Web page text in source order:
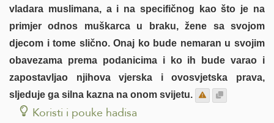
vladara muslimana, a i na specifičnog kao što je na
primjer odnos muškarca u braku, žene sa svojom
djecom i tome slično. Onaj ko bude nemaran u svojim
obavezama prema podanicima i ko ih bude varao i
zapostavljao njihova vjerska i ovosvjetska prava,
sljeduje ga silna kazna na onom svijetu.
Koristi i pouke hadisa